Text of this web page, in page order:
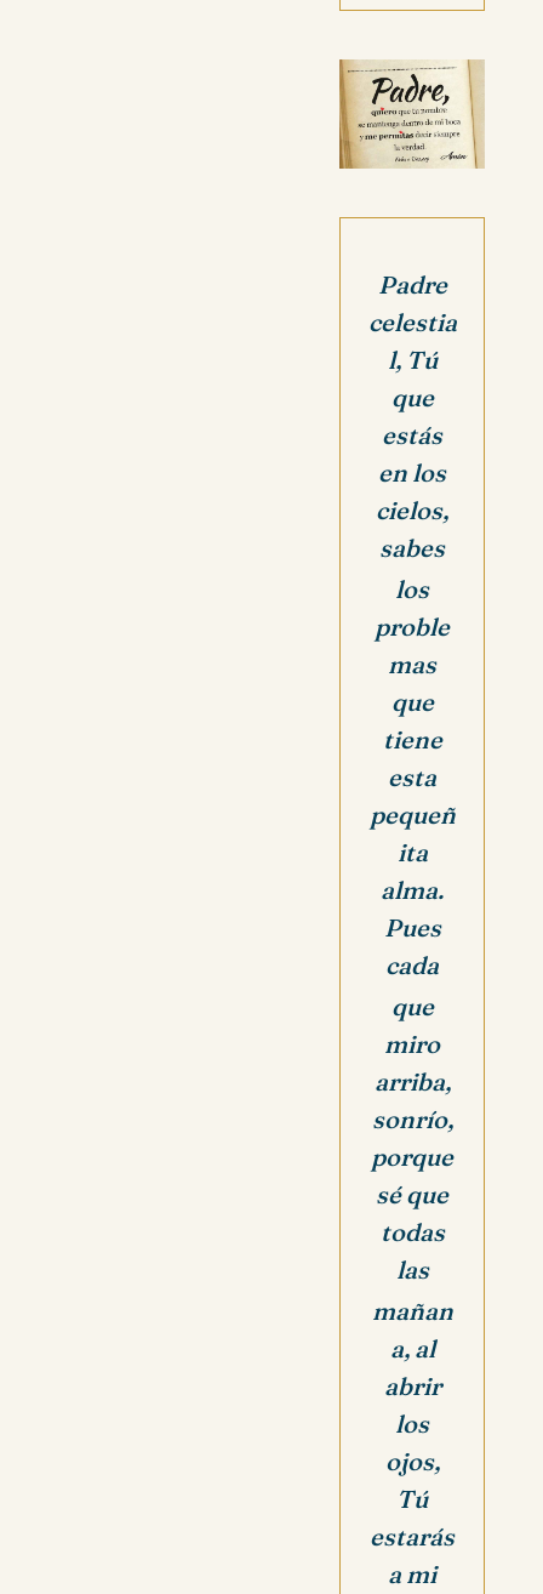
Padre
celestia
l, Tú
que
estás
en los
cielos,
sabes
los
proble
mas
que
tiene
esta
pequeñ
ita
alma.
Pues
cada
que
miro
arriba,
sonrío,
porque
sé que
todas
las
mañan
a, al
abrir
los
ojos,
Tú
estarás
a mi